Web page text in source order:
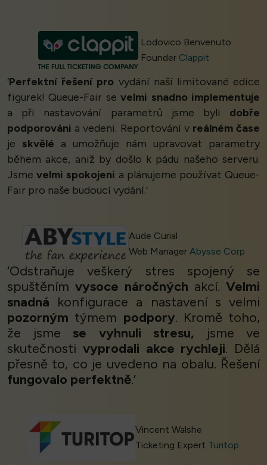
Lodovico Benvenuto
Founder Clappit
‘Perfektní řešení pro vydání naší limitované edice
figurek! Queue-Fair sevelmi snadno implementuje
a při nastavování parametrů jsme byli dobře
podporováni a vedeni. Reportování v reálném čase
je skvělé a umožňuje nám upravovat parametry
během akce, aniž by došlo k pádu našeho serveru.
Jsmevelmi spokojeni a plánujeme používat Queue-
Fair pro naše budoucí vydání.’
Aude Curial
Web ManagerAbysse Corp
‘Odstraňuje veškerý stres spojený se
spuštěním vysoce náročných akcí. Velmi
snadná konfigurace a nastavení s velmi
pozorným týmem podpory. Kromě toho,
že jsme se vyhnuli stresu, jsme ve
skutečnosti vyprodali akce rychleji. Dělá
přesně to, co je uvedeno na obalu. Řešení
fungovalo perfektně.’
Vincent Walshe
Ticketing Expert Turitop